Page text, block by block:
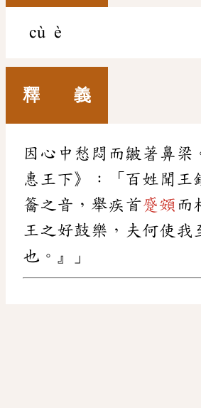
cù è
釋 義
因心中愁悶而皺著鼻梁
惠王下》：「百姓聞王
籥之音，舉疾首蹙頞 而
王之好鼓樂，夫何使我
也。』」